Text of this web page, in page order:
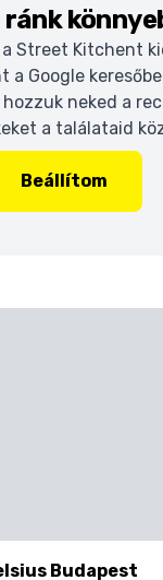
Street Kitchent
a Google
neked a
a találataid
Beállítom
Budapest